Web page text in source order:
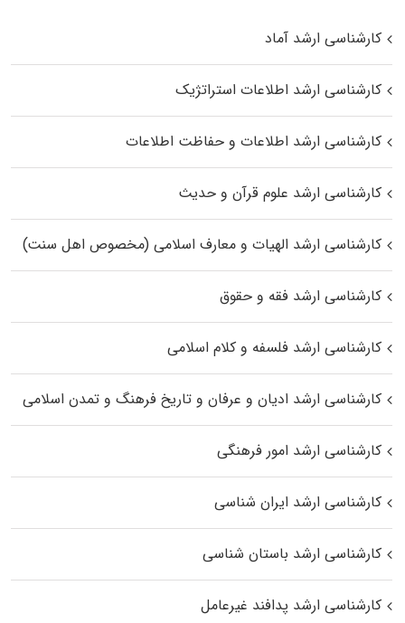
کارشناسی ارشد آماد
کارشناسی ارشد اطلاعات استراتژیک
کارشناسی ارشد اطلاعات و حفاظت اطلاعات
کارشناسی ارشد علوم قرآن و حدیث
کارشناسی ارشد الهیات و معارف اسلامی (مخصوص اهل سنت)
کارشناسی ارشد فقه و حقوق
کارشناسی ارشد فلسفه و کلام اسلامی
کارشناسی ارشد ادیان و عرفان و تاریخ فرهنگ و تمدن اسلامی
کارشناسی ارشد امور فرهنگی
کارشناسی ارشد ایران شناسی
کارشناسی ارشد باستان شناسی
کارشناسی ارشد پدافند غیرعامل